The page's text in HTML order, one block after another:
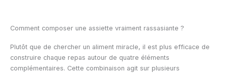
Comment composer une assiette vraiment rassasiante ?
Plutôt que de chercher un aliment miracle, il est plus efficace de
construire chaque repas autour de quatre éléments
complémentaires. Cette combinaison agit sur plusieurs